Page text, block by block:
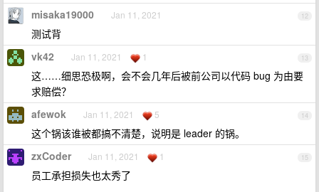
12
misaka19000 Jan 11, 2021
测试背
13
vk42 Jan 11, 2021 1
这……细思恐极啊，会不会几年后被前公司以代码 bug 为由要
求赔偿？
14
afewok Jan 11, 2021 5
这个锅该谁被都搞不清楚，说明是 leader 的锅。
15
zxCoder Jan 11, 2021 1
员工承担损失也太秀了